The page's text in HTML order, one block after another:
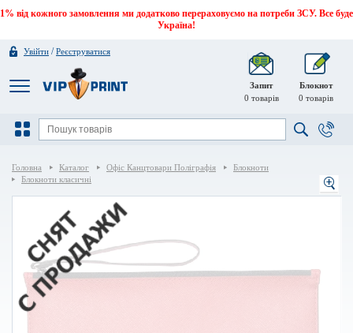
1% від кожного замовлення ми додатково перераховуємо на потреби ЗСУ. Все буде
Україна!
Увійти /Реєструватися
Запит
0 товарів
Блокнот
0 товарів
Головна Каталог Офіс Канцтовари Поліграфія
Блокноти
Блокноти класичні